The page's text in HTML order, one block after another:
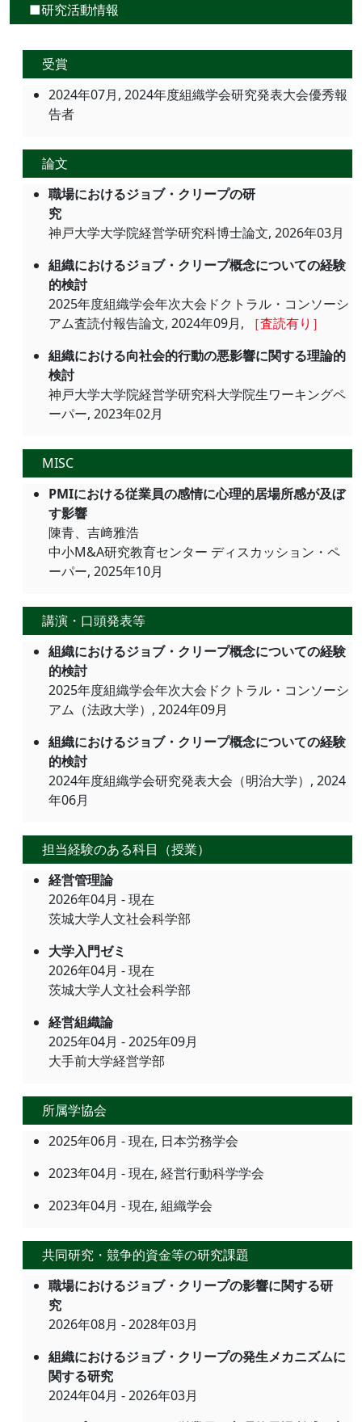
■研究活動情報
受賞
2024年07月, 2024年度組織学会研究発表大会優秀報
告者
論文
職場におけるジョブ・クリープの研
究
神戸大学大学院経営学研究科博士論文, 2026年03月
組織におけるジョブ・クリープ概念についての経験
的検討
2025年度組織学会年次大会ドクトラル・コンソーシ
アム査読付報告論文, 2024年09月,
［査読有り］
組織における向社会的行動の悪影響に関する理論的
検討
神戸大学大学院経営学研究科大学院生ワーキングペ
ーパー, 2023年02月
MISC
PMIにおける従業員の感情に心理的居場所感が及ぼ
す影響
陳青、吉﨑雅浩
中小M&A研究教育センター ディスカッション・ペ
ーパー, 2025年10月
講演・口頭発表等
組織におけるジョブ・クリープ概念についての経験
的検討
2025年度組織学会年次大会ドクトラル・コンソーシ
アム（法政大学）, 2024年09月
組織におけるジョブ・クリープ概念についての経験
的検討
2024年度組織学会研究発表大会（明治大学）, 2024
年06月
担当経験のある科目（授業）
経営管理論
2026年04月 - 現在
茨城大学人文社会科学部
大学入門ゼミ
2026年04月 - 現在
茨城大学人文社会科学部
経営組織論
2025年04月 - 2025年09月
大手前大学経営学部
所属学協会
2025年06月 - 現在, 日本労務学会
2023年04月 - 現在, 経営行動科学学会
2023年04月 - 現在, 組織学会
共同研究・競争的資金等の研究課題
職場におけるジョブ・クリープの影響に関する研
究
2026年08月 - 2028年03月
組織におけるジョブ・クリープの発生メカニズムに
関する研究
2024年04月 - 2026年03月